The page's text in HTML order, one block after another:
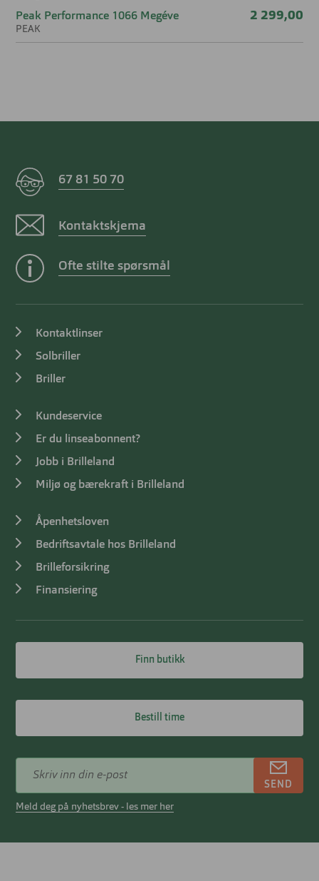
Peak Performance 1066 Megéve
PEAK
2 299,00
67 81 50 70
Kontaktskjema
Ofte stilte spørsmål
Kontaktlinser
Solbriller
Briller
Kundeservice
Er du linseabonnent?
Jobb i Brilleland
Miljø og bærekraft i Brilleland
Åpenhetsloven
Bedriftsavtale hos Brilleland
Brilleforsikring
Finansiering
Finn butikk
Bestill time
SEND
Meld deg på nyhetsbrev - les mer her